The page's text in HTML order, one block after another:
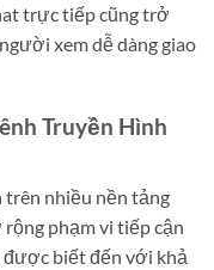
trực tiếp cũng trở
xem dễ dàng giao
Truyền Hình
trên nhiều nền tảng
phạm vi tiếp cận
được biết đến với khả